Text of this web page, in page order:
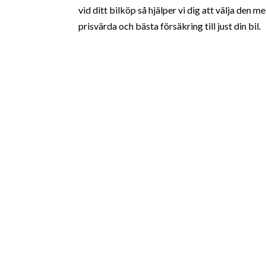
vid ditt bilköp så hjälper vi dig att välja den
prisvärda och bästa försäkring till just din bil.